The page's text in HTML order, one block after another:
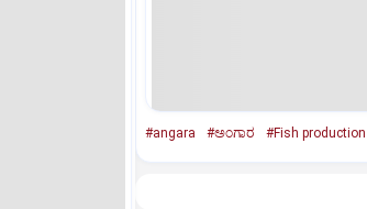
#angara #ಅಂಗಾರ #Fish production